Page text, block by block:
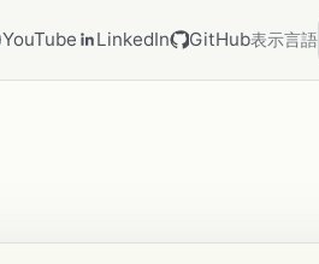
YouTube LinkedIn GitHub表示言語